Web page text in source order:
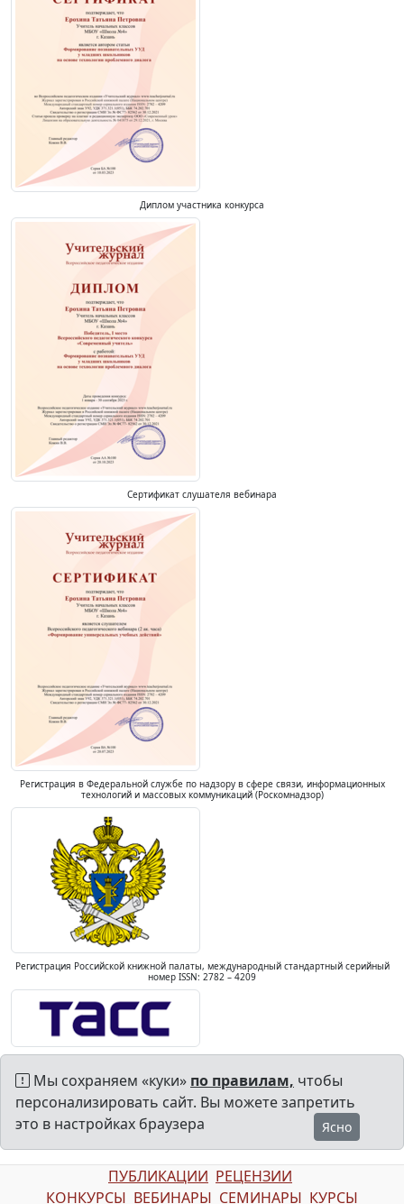
Диплом участника конкурса
Сертификат слушателя вебинара
Регистрация в Федеральной службе по надзору в сфере связи, информационных
технологий и массовых коммуникаций (Роскомнадзор)
Регистрация Российской книжной палаты, международный стандартный серийный
номер ISSN: 2782 – 4209
Мы сохраняем «куки» по правилам, чтобы
персонализировать сайт. Вы можете запретить
это в настройках браузера
Ясно
ПУБЛИКАЦИИ РЕЦЕНЗИИ
КОНКУРСЫ ВЕБИНАРЫ СЕМИНАРЫ КУРСЫ